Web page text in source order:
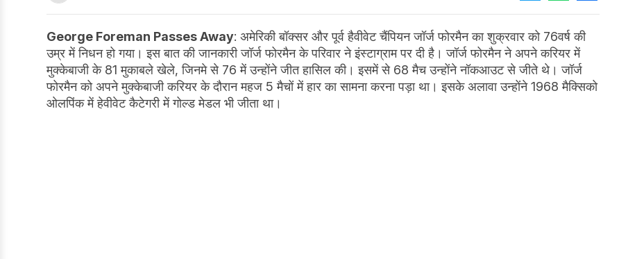
George Foreman Passes Away: अमेरिकी बॉक्सर और पूर्व हैवीवेट चैंपियन जॉर्ज फोरमैन का शुक्रवार को 76वर्ष की
उम्र में निधन हो गया। इस बात की जानकारी जॉर्ज फोरमैन के परिवार ने इंस्टाग्राम पर दी है। जॉर्ज फोरमैन ने अपने करियर में
मुक्केबाजी के 81 मुकाबले खेले, जिनमे से 76 में उन्होंने जीत हासिल की। इसमें से 68 मैच उन्होंने नॉकआउट से जीते थे। जॉर्ज
फोरमैन को अपने मुक्केबाजी करियर के दौरान महज 5 मैचों में हार का सामना करना पड़ा था। इसके अलावा उन्होंने 1968 मैक्सिको
ओलपिंक में हेवीवेट कैटेगरी में गोल्ड मेडल भी जीता था।